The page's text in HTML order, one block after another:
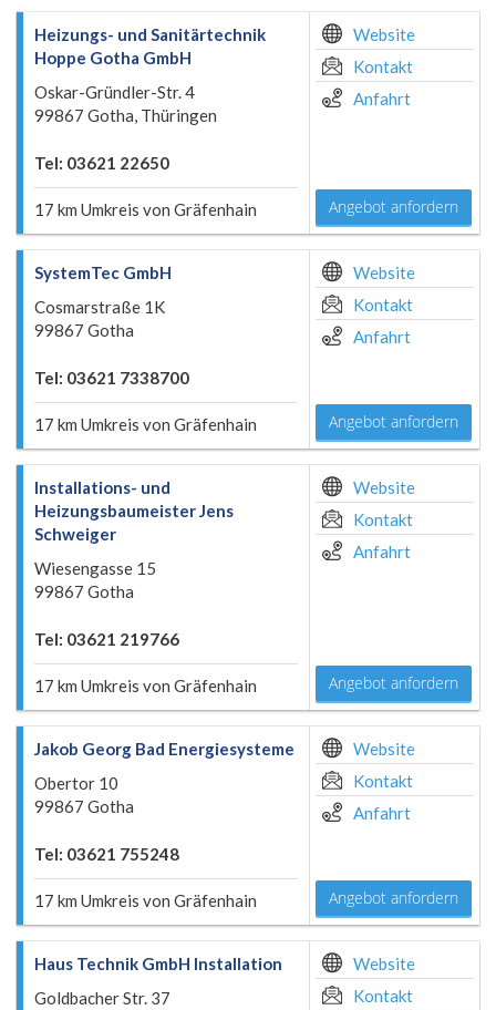
Heizungs- und Sanitärtechnik
Hoppe Gotha GmbH
Oskar-Gründler-Str. 4
99867 Gotha, Thüringen
Tel: 03621 22650
17 km Umkreis von Gräfenhain
Website
Kontakt
Anfahrt
Angebot anfordern
SystemTec GmbH
Cosmarstraße 1K
99867 Gotha
Tel: 03621 7338700
17 km Umkreis von Gräfenhain
Website
Kontakt
Anfahrt
Angebot anfordern
Installations- und
Heizungsbaumeister Jens
Schweiger
Wiesengasse 15
99867 Gotha
Tel: 03621 219766
17 km Umkreis von Gräfenhain
Website
Kontakt
Anfahrt
Angebot anfordern
Jakob Georg Bad Energiesysteme
Obertor 10
99867 Gotha
Tel: 03621 755248
17 km Umkreis von Gräfenhain
Website
Kontakt
Anfahrt
Angebot anfordern
Haus Technik GmbH Installation
Goldbacher Str. 37
Website
Kontakt